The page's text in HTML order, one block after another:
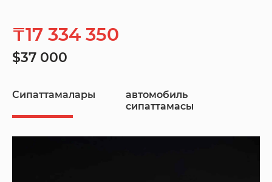
₸17 334 350
$37 000
Сипаттамалары
автомобиль
сипаттамасы